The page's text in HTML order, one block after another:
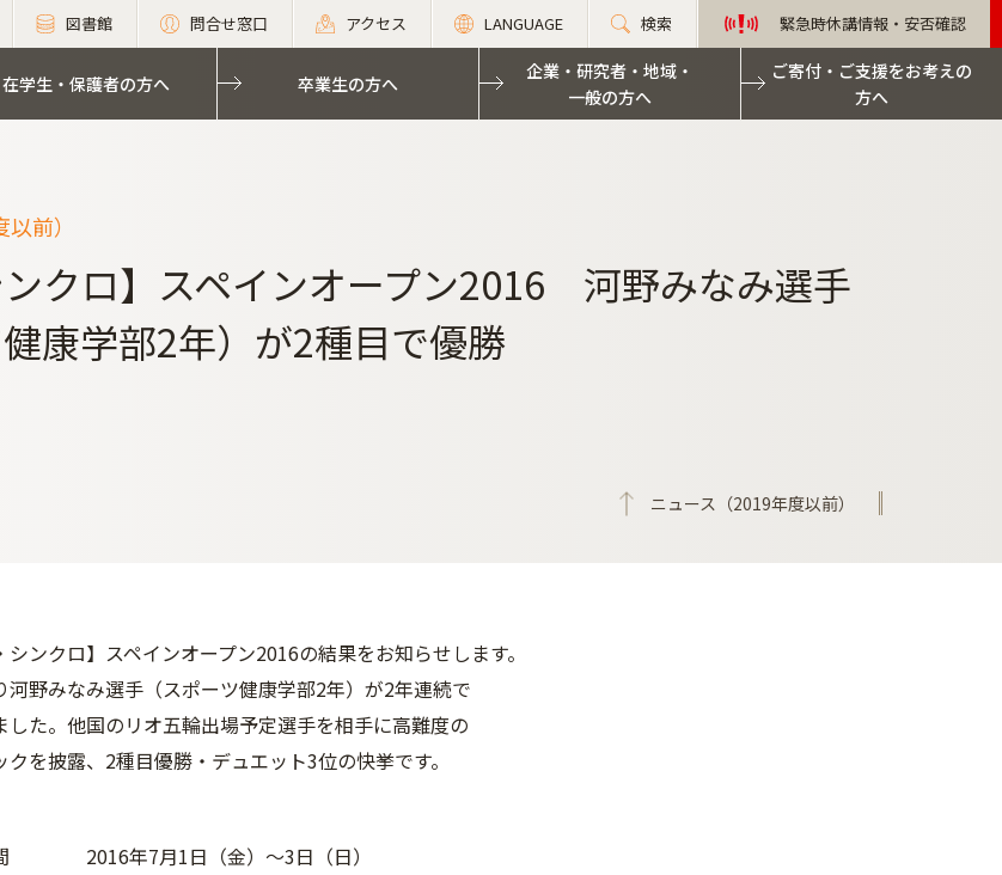
図書館 問合せ窓口 アクセス LANGUAGE 検索 緊急時休講情報・安否確認
在学生・保護者の方へ 卒業生の方へ
企業・研究者・地域・
一般の方へ
ご寄付・ご支援をお考えの
方へ
前）
ンクロ】スペインオープン2016 河野みなみ選手
健康学部2年）が2種目で優勝
ニュース（2019年度以前）
シンクロ】スペインオープン2016の結果をお知らせします。
河野みなみ選手（スポーツ健康学部2年）が2年連続で
した。他国のリオ五輪出場予定選手を相手に高難度の
クを披露、2種目優勝・デュエット3位の快挙です。
2016年7月1日（金）～3日（日）